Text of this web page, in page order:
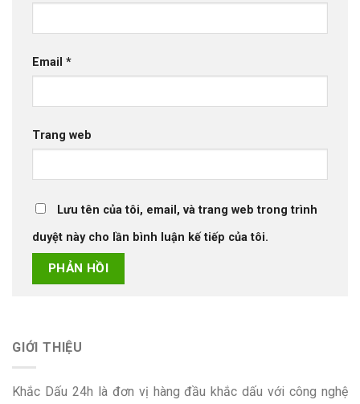
Email *
Trang web
Lưu tên của tôi, email, và trang web trong trình
duyệt này cho lần bình luận kế tiếp của tôi.
GIỚI THIỆU
Khắc Dấu 24h là đơn vị hàng đầu khắc dấu với công nghệ